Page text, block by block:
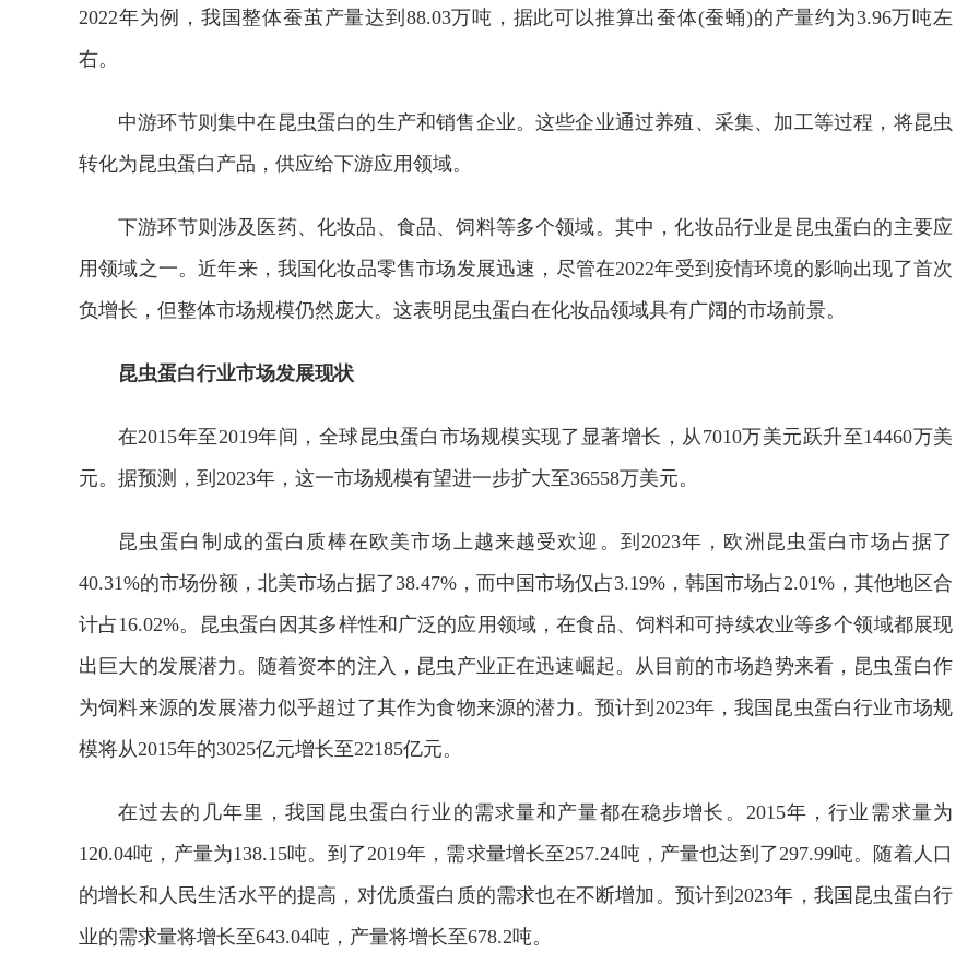
2022年为例，我国整体蚕茧产量达到88.03万吨，据此可以推算出蚕体(蚕蛹)的产量约为3.96万吨左
右。
中游环节则集中在昆虫蛋白的生产和销售企业。这些企业通过养殖、采集、加工等过程，将昆虫
转化为昆虫蛋白产品，供应给下游应用领域。
下游环节则涉及医药、化妆品、食品、饲料等多个领域。其中，化妆品行业是昆虫蛋白的主要应
用领域之一。近年来，我国化妆品零售市场发展迅速，尽管在2022年受到疫情环境的影响出现了首次
负增长，但整体市场规模仍然庞大。这表明昆虫蛋白在化妆品领域具有广阔的市场前景。
昆虫蛋白行业市场发展现状
在2015年至2019年间，全球昆虫蛋白市场规模实现了显著增长，从7010万美元跃升至14460万美
元。据预测，到2023年，这一市场规模有望进一步扩大至36558万美元。
昆虫蛋白制成的蛋白质棒在欧美市场上越来越受欢迎。到2023年，欧洲昆虫蛋白市场占据了
40.31%的市场份额，北美市场占据了38.47%，而中国市场仅占3.19%，韩国市场占2.01%，其他地区合
计占16.02%。昆虫蛋白因其多样性和广泛的应用领域，在食品、饲料和可持续农业等多个领域都展现
出巨大的发展潜力。随着资本的注入，昆虫产业正在迅速崛起。从目前的市场趋势来看，昆虫蛋白作
为饲料来源的发展潜力似乎超过了其作为食物来源的潜力。预计到2023年，我国昆虫蛋白行业市场规
模将从2015年的3025亿元增长至22185亿元。
在过去的几年里，我国昆虫蛋白行业的需求量和产量都在稳步增长。2015年，行业需求量为
120.04吨，产量为138.15吨。到了2019年，需求量增长至257.24吨，产量也达到了297.99吨。随着人口
的增长和人民生活水平的提高，对优质蛋白质的需求也在不断增加。预计到2023年，我国昆虫蛋白行
业的需求量将增长至643.04吨，产量将增长至678.2吨。